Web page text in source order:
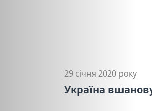
29 січня 2020 року
Україна